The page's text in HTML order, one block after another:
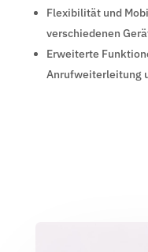
Flexibilität und
verschiedenen
Erweiterte
Anrufweiterleitung